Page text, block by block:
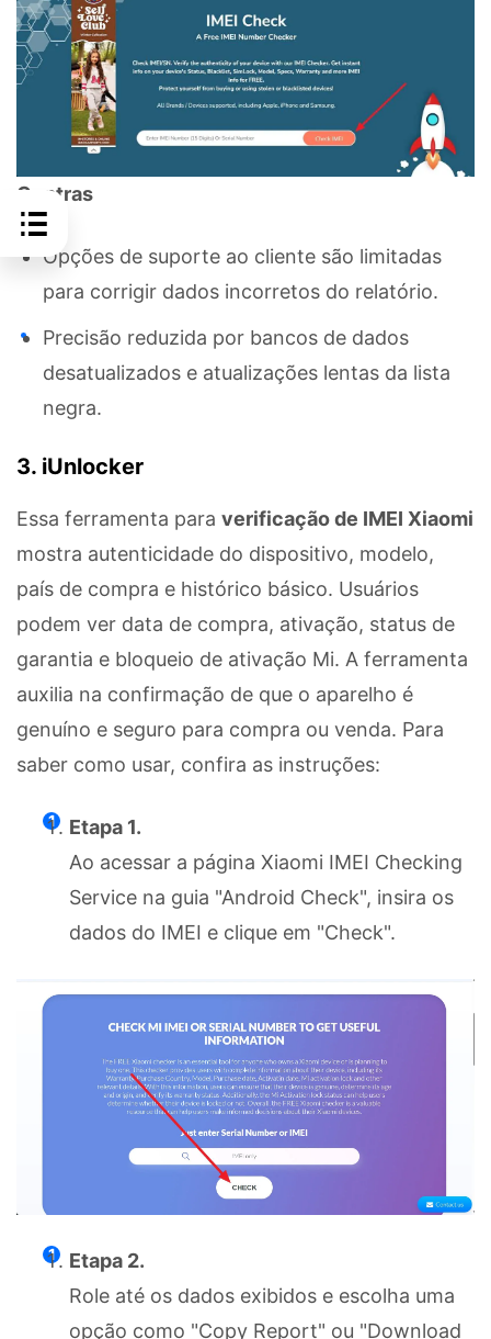
Contras
Opções de suporte ao cliente são limitadas
para corrigir dados incorretos do relatório.
Precisão reduzida por bancos de dados
desatualizados e atualizações lentas da lista
negra.
3. iUnlocker
Essa ferramenta para verificação de IMEI Xiaomi
mostra autenticidade do dispositivo, modelo,
país de compra e histórico básico. Usuários
podem ver data de compra, ativação, status de
garantia e bloqueio de ativação Mi. A ferramenta
auxilia na confirmação de que o aparelho é
genuíno e seguro para compra ou venda. Para
saber como usar, confira as instruções:
Etapa 1.
Ao acessar a página Xiaomi IMEI Checking
Service na guia "Android Check", insira os
dados do IMEI e clique em "Check".
Etapa 2.
Role até os dados exibidos e escolha uma
opção como "Copy Report" ou "Download